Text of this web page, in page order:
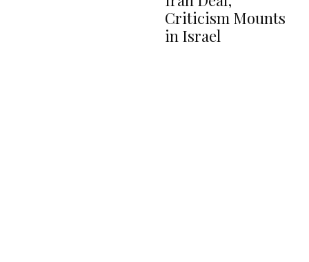
Criticism Mounts
in Israel